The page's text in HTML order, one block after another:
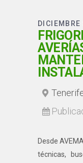
Desde
técnicas,